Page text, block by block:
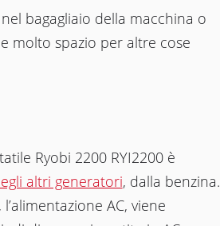
bagagliaio della macchina o
molto spazio per altre cose
Ryobi 2200 RYI2200 è
altri generatori, dalla benzina.
AC, viene